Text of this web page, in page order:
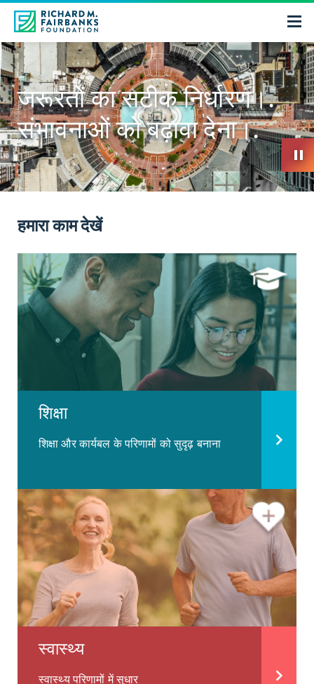
जरूरतों का सटीक निर्धारण।.
संभावनाओं को बढ़ावा देना।.
हमारा काम देखें
शिक्षा
शिक्षा और कार्यबल के परिणामों को सुदृढ़ बनाना
स्वास्थ्य
स्वास्थ्य परिणामों में सुधार